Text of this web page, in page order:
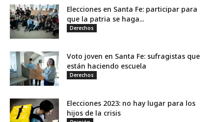
Elecciones en Santa Fe: participar para
que la patria se haga...
Derechos
Voto joven en Santa Fe: sufragistas que
están haciendo escuela
Derechos
Elecciones 2023: no hay lugar para los
hijos de la crisis